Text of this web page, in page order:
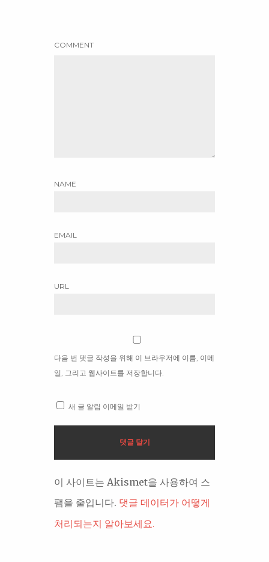
COMMENT
NAME
EMAIL
URL
다음 번 댓글 작성을 위해 이 브라우저에 이름, 이메
일, 그리고 웹사이트를 저장합니다.
새 글 알림 이메일 받기
이 사이트는 Akismet을 사용하여 스
팸을 줄입니다. 댓글 데이터가 어떻게
처리되는지 알아보세요.